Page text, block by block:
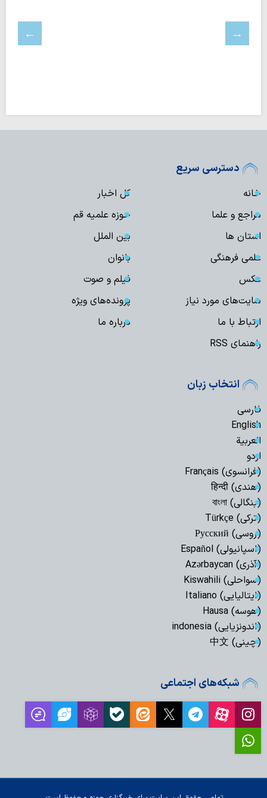
دسترسی سریع
خانه
کل اخبار
مراجع و علما
حوزه علمیه قم
استان ها
بین الملل
علمی فرهنگی
بانوان
عکس
فیلم و صوت
سایت‌های مورد نیاز
پرونده‌های ویژه
ارتباط با ما
درباره ما
راهنمای RSS
انتخاب زبان
فارسی
English
العربیة
اردو
(فرانسوی) Français
(هندی) हिन्दी
(بنگالی) বাংলা
(ترکی) Türkçe
(روسی) Русский
(اسپانیولی) Español
(آذری) Azərbaycan
(سواحلی) Kiswahili
(ایتالیایی) Italiano
(هوسه) Hausa
(اندونزیایی) indonesia
(چینی) 中文
شبکه‌های اجتماعی